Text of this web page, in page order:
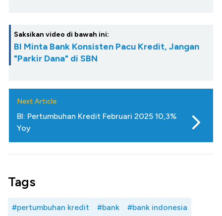
Saksikan video di bawah ini:
BI Minta Bank Konsisten Pacu Kredit, Jangan
"Parkir Dana" di SBN
Next Article
BI: Pertumbuhan Kredit Februari 2025 10,3%
Yoy
Tags
#pertumbuhan kredit #bank #bank indonesia